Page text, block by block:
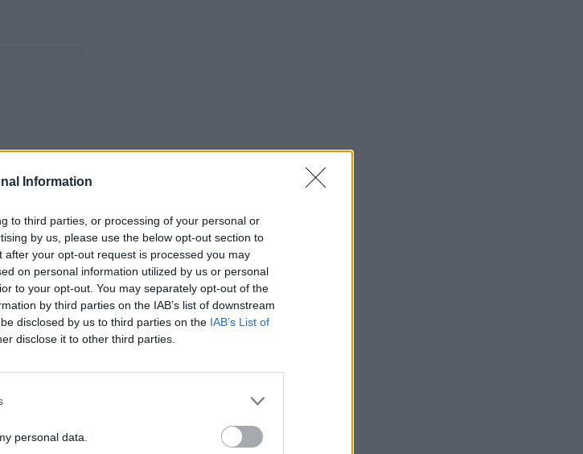
Information
to third parties, or processing of your personal or
by us, please use the below opt-out section to
your opt-out request is processed you may
on personal information utilized by us or personal
to your opt-out. You may separately opt-out of the
by third parties on the IAB’s list of downstream
disclosed by us to third parties on the IAB’s List of
disclose it to other third parties.
personal data.